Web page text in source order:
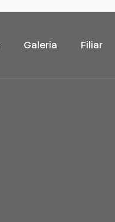
Galeria Filiar